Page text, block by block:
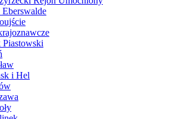
Piastowski
i Hel